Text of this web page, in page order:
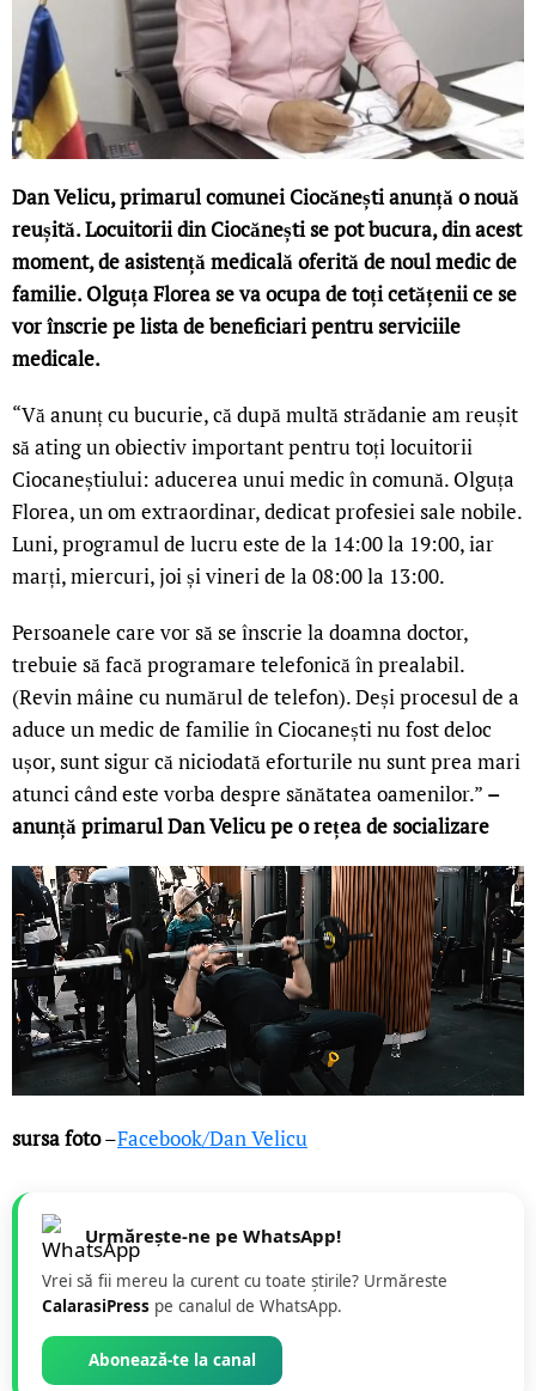
Dan Velicu, primarul comunei Ciocănești anunță o nouă
reușită. Locuitorii din Ciocănești se pot bucura, din acest
moment, de asistență medicală oferită de noul medic de
familie. Olguța Florea se va ocupa de toți cetățenii ce se
vor înscrie pe lista de beneficiari pentru serviciile
medicale.
“Vă anunț cu bucurie, că după multă strădanie am reușit
să ating un obiectiv important pentru toți locuitorii
Ciocaneștiului: aducerea unui medic în comună. Olguța
Florea, un om extraordinar, dedicat profesiei sale nobile.
Luni, programul de lucru este de la 14:00 la 19:00, iar
marți, miercuri, joi și vineri de la 08:00 la 13:00.
Persoanele care vor să se înscrie la doamna doctor,
trebuie să facă programare telefonică în prealabil.
(Revin mâine cu numărul de telefon). Deși procesul de a
aduce un medic de familie în Ciocanești nu fost deloc
ușor, sunt sigur că niciodată eforturile nu sunt prea mari
atunci când este vorba despre sănătatea oamenilor.” –
anunță primarul Dan Velicu pe o rețea de socializare
sursa foto–Facebook/Dan Velicu
Urmărește-ne pe WhatsApp!
Vrei să fii mereu la curent cu toate știrile? Urmăreste
CalarasiPress pe canalul de WhatsApp.
Abonează-te la canal